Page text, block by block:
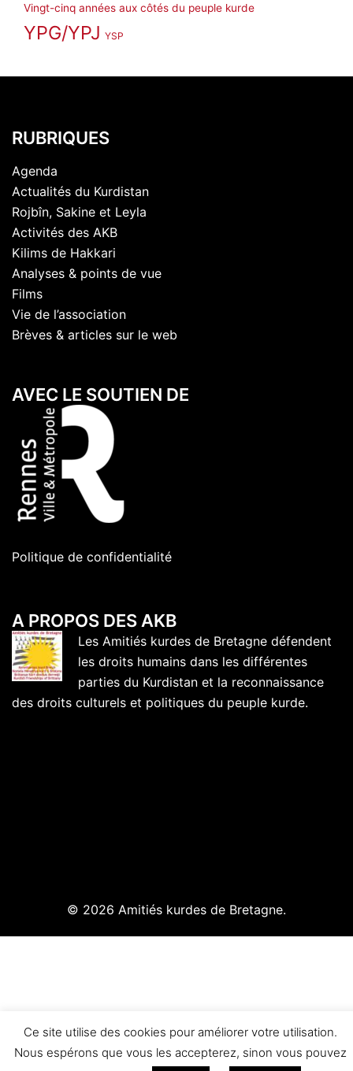
Vingt-cinq années aux côtés du peuple kurde
YPG/YPJ YSP
RUBRIQUES
Agenda
Actualités du Kurdistan
Rojbîn, Sakine et Leyla
Activités des AKB
Kilims de Hakkari
Analyses & points de vue
Films
Vie de l’association
Brèves & articles sur le web
AVEC LE SOUTIEN DE
Politique de confidentialité
A PROPOS DES AKB
Les Amitiés kurdes de Bretagne défendent
les droits humains dans les différentes
parties du Kurdistan et la reconnaissance
des droits culturels et politiques du peuple kurde.
© 2026 Amitiés kurdes de Bretagne.
Ce site utilise des cookies pour améliorer votre utilisation.
Nous espérons que vous les accepterez, sinon vous pouvez